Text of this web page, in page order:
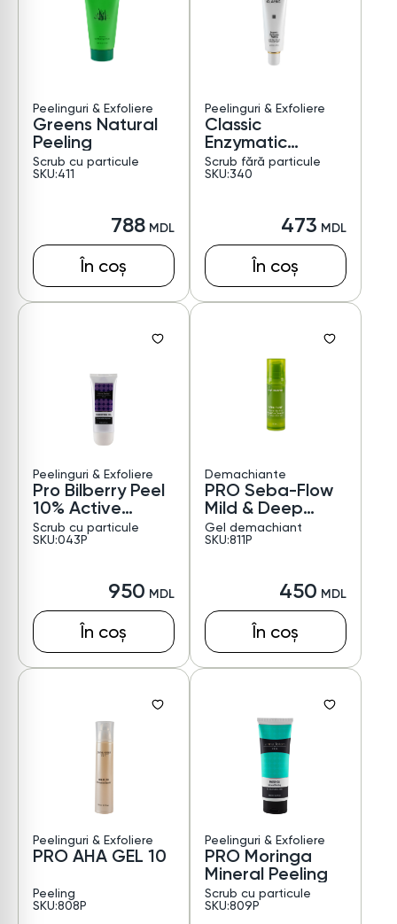
Peelinguri & Exfoliere
Greens Natural
Peeling
Scrub cu particule
SKU:411
788
În coș
Peelinguri & Exfoliere
Classic
Enzymatic
Gommage
Peeling
Scrub fără particule
SKU:340
473
În coș
Peelinguri & Exfoliere
Pro Bilberry Peel
10% Active
exfoliating mask
Scrub cu particule
SKU:043P
950
În coș
Demachiante
PRO Seba-Flow
Mild & Deep
Cleanser
Gel demachiant
SKU:811P
450
În coș
Peelinguri & Exfoliere
PRO AHA GEL 10
Peeling
SKU:808P
Peelinguri & Exfoliere
PRO Moringa
Mineral Peeling
Scrub cu particule
SKU:809P